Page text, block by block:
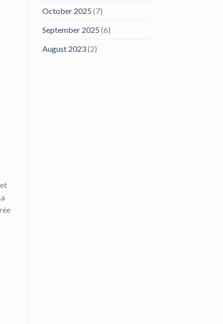
October 2025 (7)
September 2025 (6)
August 2023(2)